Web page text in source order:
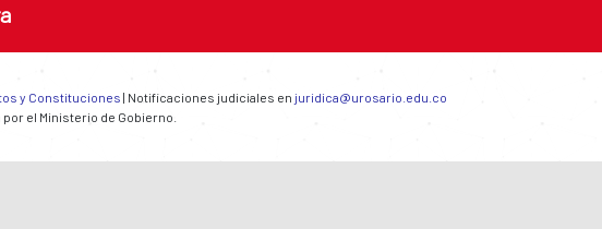
y Constituciones | Notificaciones judiciales en juridica@urosario.edu.co
el Ministerio de Gobierno.